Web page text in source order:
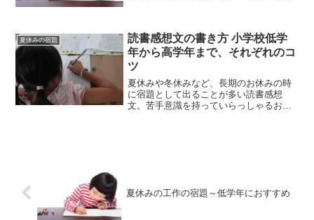
のお子さんにも、手軽にで...
夏休みの宿題
読書感想文の書き方 小学校低学
年から高学年まで、それぞれのコ
ツ
夏休みや冬休みなど、長期のお休みの時
に宿題として出ることが多い読書感想
文。苦手意識を持っていらっしゃるお子
夏休みの工作の宿題～低学年におすすめ